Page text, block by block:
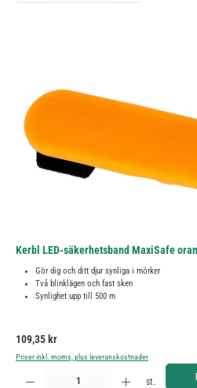
Kerbl LED-säkerhetsband MaxiSafe
Gör dig och ditt djur synliga i mörker
Två blinklägen och fast sken
Synlighet upp till 500 m
Ordinarie pris:
109,35 kr
Priser inkl. moms, plus leveranskostnader
Produktkvantitet: Ange önskat belopp eller använd
st.